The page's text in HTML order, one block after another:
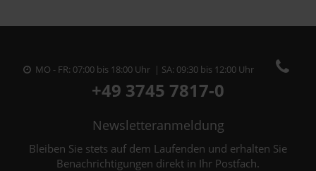
MO - FR: 07:00 bis 18:00 Uhr | SA: 09:30 bis 12:00 Uhr
+49 3745 7817-0
Newsletteranmeldung
Bleiben Sie stets auf dem Laufenden und erhalten Sie
Benachrichtigungen direkt in Ihr Postfach.